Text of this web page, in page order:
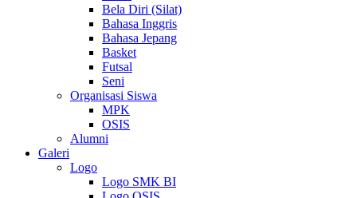
Bela Diri (Silat)
Bahasa Inggris
Bahasa Jepang
Basket
Futsal
Seni
Organisasi Siswa
MPK
OSIS
Alumni
Galeri
Logo
Logo SMK BI